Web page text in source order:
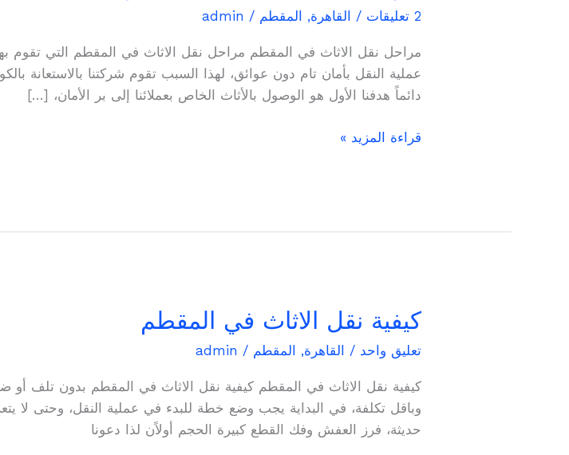
2 تعليقات / القاهرة, المقطم /
admin
مراحل نقل الاثاث في المقطم مراحل نقل الاثاث في المقطم التي
عملية النقل بأمان تام دون عوائق، لهذا السبب تقوم شركتنا بالاستعانة
دائماً هدفنا الأول هو الوصول بالأثاث الخاص بعملائنا إلى بر الأمان، […]
الاثاث
في
المقطم
01004236023
قراءة المزيد »
كيفية نقل الاثاث في المقطم
تعليق واحد / القاهرة, المقطم /
admin
كيفية نقل الاثاث في المقطم كيفية نقل الاثاث في المقطم بدون تلف أو
وباقل تكلفة، في البداية يجب وضع خطة للبدء في عملية النقل، وحتى
حديثة، فرز العفش وفك القطع كبيرة الحجم أولاًن لذا دعونا
كيفية
نقل
الاثاث
في
المقطم